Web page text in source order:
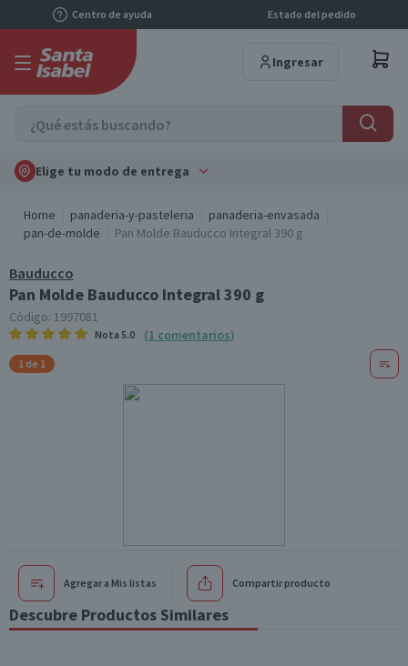
Centro de ayuda Estado del pedido
Ingresar
Elige tu modo de entrega
Home panaderia-y-pasteleria
panaderia-envasada
pan-de-molde
Pan Molde Bauducco Integral 390 g
Bauducco
Pan Molde Bauducco Integral 390 g
Código: 1997081
Nota 5.0 (1 comentarios)
1 de 1
Agregar a Mis listas Compartir producto
Descubre Productos Similares